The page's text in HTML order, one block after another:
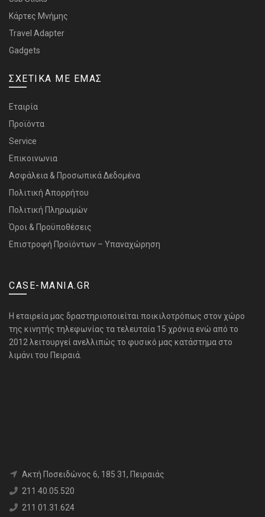
Κάρτες Μνήμης
Travel Adapter
Gadgets
ΣΧΕΤΙΚΑ ΜΕ ΕΜΑΣ
Εταιρία
Προϊόντα
Service
Επικοινωνια
Ασφάλεια & Προσωπικά Δεδομένα
Πολιτική Απορρήτου
Πολιτική Πληρωμών
Όροι & Προϋποθέσεις
Επιστροφή Προϊόντων – Υπαναχώρηση
CASE-MANIA.GR
H εταιρεία μας δραστηριοποιείται ποικιλοτρόπως στον χώρο
της κινητής τηλεφωνίας τα τελευταία 15 χρόνια ενώ από το
2012 λειτουργεί ανελλιπώς το φυσικό μας κατάστημα στο
λιμάνι του Πειραιά.
Aκτή Ποσειδώνος 6, 185 31, Πειραιάς
211 40.05.520
211 01.31.624